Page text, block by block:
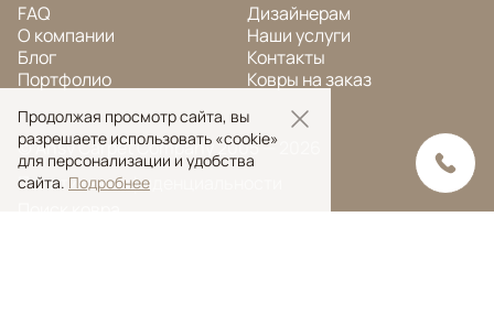
FAQ
О компании
Блог
Портфолио
Дизайнерам
Наши услуги
Контакты
Ковры на заказ
© Ansy Carpet Company 2005 — 2026
Политика конфиденциальности
Продолжая просмотр сайта, вы
разрешаете использовать «cookie»
для персонализации и удобства
сайта. Подробнее